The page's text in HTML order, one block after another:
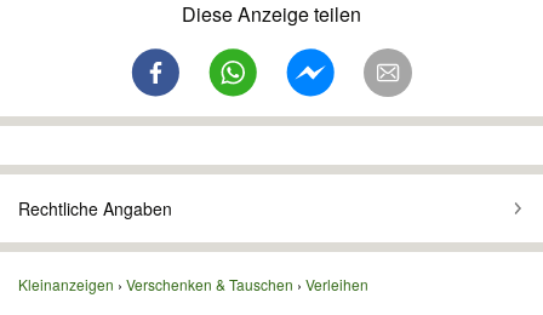
Diese Anzeige teilen
Rechtliche Angaben
Kleinanzeigen Verschenken & Tauschen Verleihen